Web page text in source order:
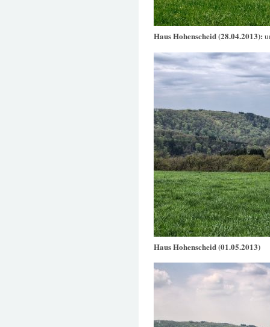
Haus Hohenscheid (28.04.2013):
Haus Hohenscheid (01.05.2013)